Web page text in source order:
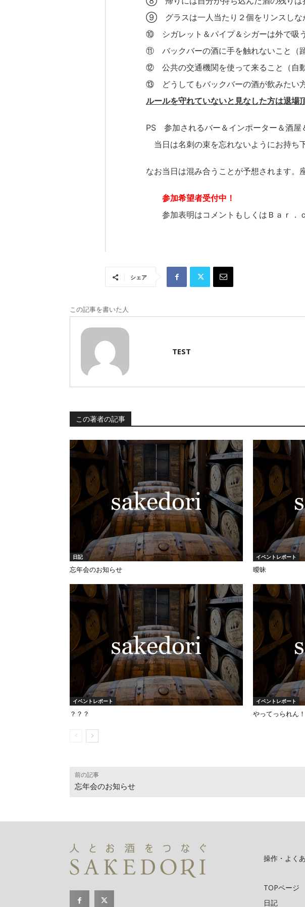
⑨ グラスは一人当たり２個をリンスしな
⑩ シガレット＆パイプ＆シガーは外で吸う
⑪ バックバーの酒に手を触れないこと（踊
⑫ 公共の交通機関を使って来ること（自動
⑬ どうしてもバックバーの酒が飲みたい
ルールを守れていないと見なした方は退場
PS 参加されるバー＆インポーター＆酒屋
当日は名刺の束を忘れないようにお持ち下
なお当日は混み合うことが予想されます。
参加希望者受付中！
参加表明はコメントもしくはＢａｒ．
シェア
この記事を書いた人
TEST
この著者の記事
日記
忘年会のお知らせ
イベントレポート
曖昧
イベントレポート
？？？
イベントレポート
やってっられん！
前の記事
忘年会のお知らせ
操作・よく
TOPページ
日記